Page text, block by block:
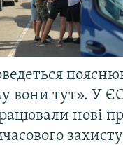
вони тут». У
нові